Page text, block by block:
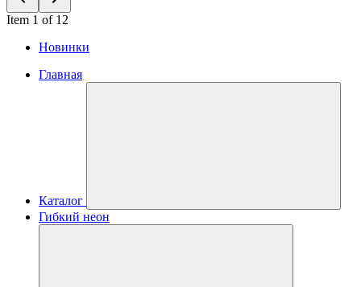
Item 1 of 12
Новинки
Главная
Каталог
Гибкий неон